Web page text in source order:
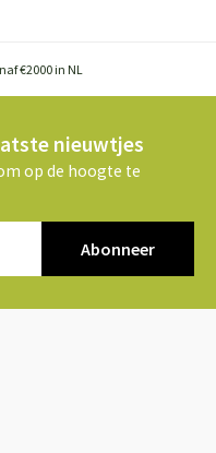
€2000 in NL
nieuwtjes
op de hoogte te
Abonneer